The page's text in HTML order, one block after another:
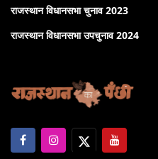
राजस्थान विधानसभा चुनाव 2023
राजस्थान विधानसभा उपचुनाव 2024